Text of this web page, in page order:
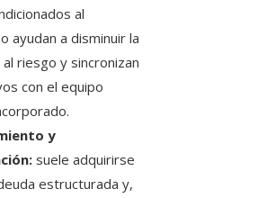
al
ayudan a disminuir la
riesgo y sincronizan
con el equipo
y
suele adquirirse
estructurada y,